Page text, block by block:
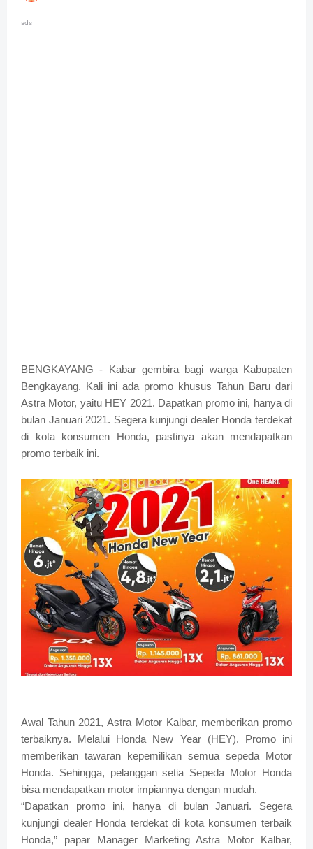
ads
BENGKAYANG - Kabar gembira bagi warga Kabupaten
Bengkayang. Kali ini ada promo khusus Tahun Baru dari
Astra Motor, yaitu HEY 2021. Dapatkan promo ini, hanya di
bulan Januari 2021. Segera kunjungi dealer Honda terdekat
di kota konsumen Honda, pastinya akan mendapatkan
promo terbaik ini.
Awal Tahun 2021, Astra Motor Kalbar, memberikan promo
terbaiknya. Melalui Honda New Year (HEY). Promo ini
memberikan tawaran kepemilikan semua sepeda Motor
Honda. Sehingga, pelanggan setia Sepeda Motor Honda
bisa mendapatkan motor impiannya dengan mudah.
“Dapatkan promo ini, hanya di bulan Januari. Segera
kunjungi dealer Honda terdekat di kota konsumen terbaik
Honda,” papar Manager Marketing Astra Motor Kalbar,